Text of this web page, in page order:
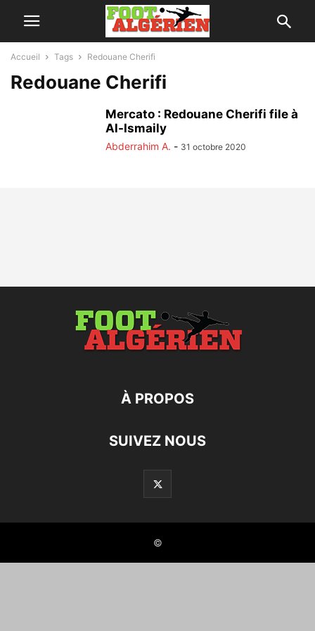
Accueil Tags Redouane Cherifi
Redouane Cherifi
Mercato : Redouane Cherifi file à
Al-Ismaily
Abderrahim A. - 31 octobre 2020
À PROPOS
SUIVEZ NOUS
©